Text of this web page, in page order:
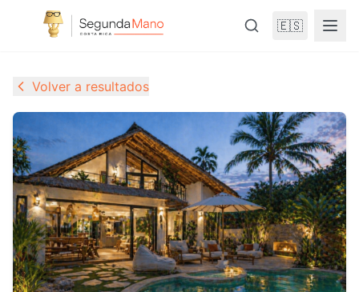
🇪🇸
Volver a resultados